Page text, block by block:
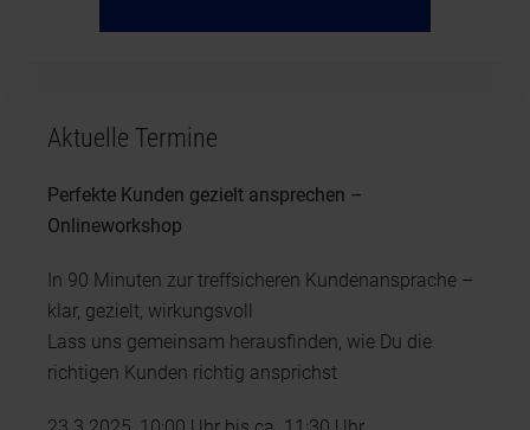
Aktuelle Termine
Perfekte Kunden gezielt ansprechen –
Onlineworkshop
In 90 Minuten zur treffsicheren Kundenansprache –
klar, gezielt, wirkungsvoll
Lass uns gemeinsam herausfinden, wie Du die
richtigen Kunden richtig ansprichst